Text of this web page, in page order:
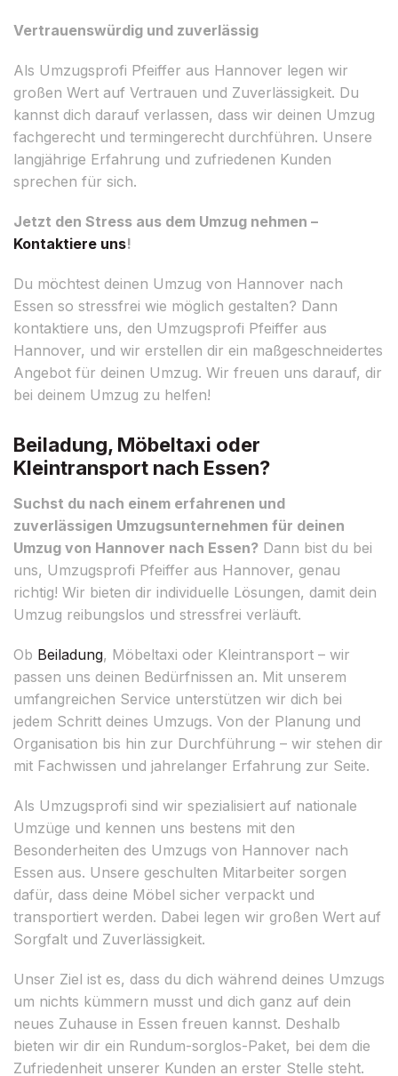
Vertrauenswürdig und zuverlässig
Als Umzugsprofi Pfeiffer aus Hannover legen wir
großen Wert auf Vertrauen und Zuverlässigkeit. Du
kannst dich darauf verlassen, dass wir deinen Umzug
fachgerecht und termingerecht durchführen. Unsere
langjährige Erfahrung und zufriedenen Kunden
sprechen für sich.
Jetzt den Stress aus dem Umzug nehmen –
Kontaktiere uns!
Du möchtest deinen Umzug von Hannover nach
Essen so stressfrei wie möglich gestalten? Dann
kontaktiere uns, den Umzugsprofi Pfeiffer aus
Hannover, und wir erstellen dir ein maßgeschneidertes
Angebot für deinen Umzug. Wir freuen uns darauf, dir
bei deinem Umzug zu helfen!
Beiladung, Möbeltaxi oder
Kleintransport nach Essen?
Suchst du nach einem erfahrenen und
zuverlässigen Umzugsunternehmen für deinen
Umzug von Hannover nach Essen? Dann bist du bei
uns, Umzugsprofi Pfeiffer aus Hannover, genau
richtig! Wir bieten dir individuelle Lösungen, damit dein
Umzug reibungslos und stressfrei verläuft.
Ob Beiladung, Möbeltaxi oder Kleintransport – wir
passen uns deinen Bedürfnissen an. Mit unserem
umfangreichen Service unterstützen wir dich bei
jedem Schritt deines Umzugs. Von der Planung und
Organisation bis hin zur Durchführung – wir stehen dir
mit Fachwissen und jahrelanger Erfahrung zur Seite.
Als Umzugsprofi sind wir spezialisiert auf nationale
Umzüge und kennen uns bestens mit den
Besonderheiten des Umzugs von Hannover nach
Essen aus. Unsere geschulten Mitarbeiter sorgen
dafür, dass deine Möbel sicher verpackt und
transportiert werden. Dabei legen wir großen Wert auf
Sorgfalt und Zuverlässigkeit.
Unser Ziel ist es, dass du dich während deines Umzugs
um nichts kümmern musst und dich ganz auf dein
neues Zuhause in Essen freuen kannst. Deshalb
bieten wir dir ein Rundum-sorglos-Paket, bei dem die
Zufriedenheit unserer Kunden an erster Stelle steht.